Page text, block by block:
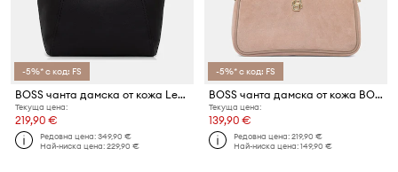
-5%* с код: FS
BOSS чанта дамска от кожа Lenah New Tote
Текуща цена:
219,90 €
Редовна цена:349,90 €
Най-ниска цена:229,90 €
-5%* с код: FS
BOSS чанта дамска от кожа BOSS BEYOND S SH.B U
Текуща цена:
139,90 €
Редовна цена:219,90 €
Най-ниска цена:149,90 €